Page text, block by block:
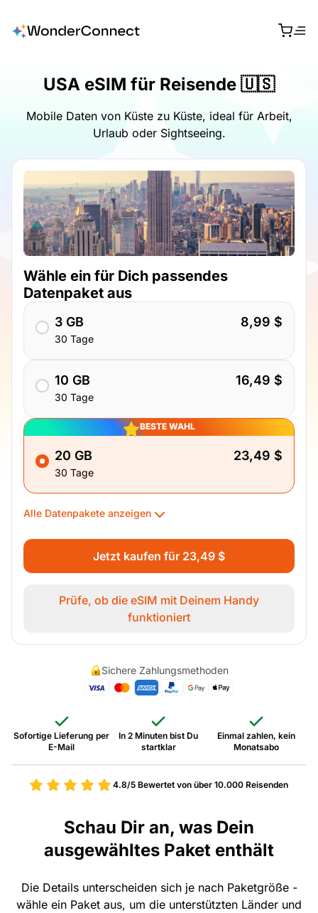
USA eSIM für Reisende 🇺🇸
Mobile Daten von Küste zu Küste, ideal für Arbeit,
Urlaub oder Sightseeing.
Wähle ein für Dich passendes
Datenpaket aus
3 GB
30 Tage
8,99 $
10 GB
30 Tage
16,49 $
BESTE WAHL
20 GB
30 Tage
23,49 $
Alle Datenpakete anzeigen
Jetzt kaufen für 23,49 $
Prüfe, ob die eSIM mit Deinem Handy
funktioniert
Sichere Zahlungsmethoden
Sofortige Lieferung per
E-Mail
In 2 Minuten bist Du
startklar
Einmal zahlen, kein
Monatsabo
4.8/5Bewertet von über 10.000 Reisenden
Schau Dir an, was Dein
ausgewähltes Paket enthält
Die Details unterscheiden sich je nach Paketgröße -
wähle ein Paket aus, um die unterstützten Länder und